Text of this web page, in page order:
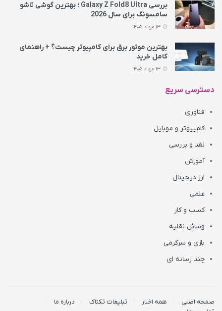
بررسی Galaxy Z Fold8 Ultra ؛ بهترین گوشی تاشو
سامسونگ برای سال 2026
بهترین موتور برق برای کامپیوتر چیست؟ + راهنمای
کامل خرید
دسترسی سریع
فناوری
کامپیوتر و موبایل
نقد و بررسی
آموزش
ارز دیجیتال
علمی
کسب و کار
وسائل نقلیه
بازی و سرگرمی
چند رسانه ای
صفحه اصلی همه اخبار تبلیغات تکناک
درباره ما